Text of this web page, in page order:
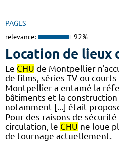
PAGES
relevance: 92%
Location de lieux
Le CHU de Montpellier
de films, séries TV ou
Montpellier a entamé la
bâtiments et la construction
notamment [...] était
Pour des raisons de
circulation, le CHU ne loue
de tournage actuellement.